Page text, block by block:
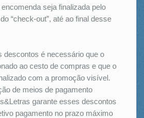
seja finalizada pelo
“check-out”, até ao final desse
descontos é necessário que o
ao cesto de compras e que o
com a promoção visível.
de meios de pagamento
garante esses descontos
pagamento no prazo máximo